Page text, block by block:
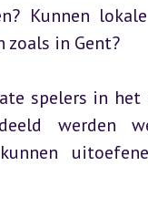
Kunnen
in Gent?
spelers in het
werden